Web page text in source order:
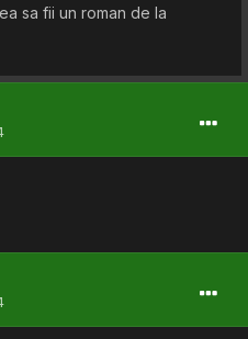
sa fii un roman de la